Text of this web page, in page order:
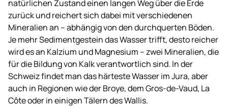
natürlichen Zustand einen langen Weg über die Erde
zurück und reichert sich dabei mit verschiedenen
Mineralien an – abhängig von den durchquerten Böden.
Je mehr Sedimentgestein das Wasser trifft, desto reicher
wird es an Kalzium und Magnesium – zwei Mineralien, die
für die Bildung von Kalk verantwortlich sind. In der
Schweiz findet man das härteste Wasser im Jura, aber
auch in Regionen wie der Broye, dem Gros-de-Vaud, La
Côte oder in einigen Tälern des Wallis.